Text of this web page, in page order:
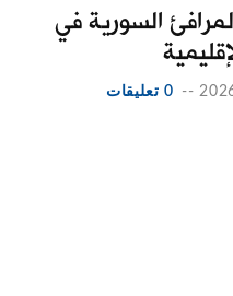
السورية في
-- 0 تعليقات